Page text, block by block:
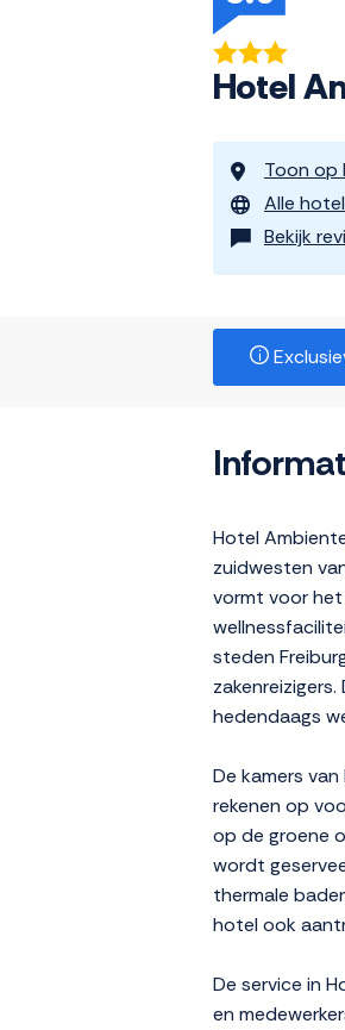
Hotel
Toon op
Alle
Bekijk
Hotel
zuidwesten
vormt voor het
steden
hedendaags
De kamers
rekenen op
op de groene
wordt
thermale
hotel ook
De service in
en